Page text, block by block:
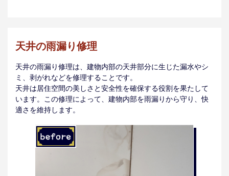
天井の雨漏り修理
天井の雨漏り修理は、建物内部の天井部分に生じた漏水やシ
ミ、剥がれなどを修理することです。
天井は居住空間の美しさと安全性を確保する役割を果たして
います。この修理によって、建物内部を雨漏りから守り、快
適さを維持します。